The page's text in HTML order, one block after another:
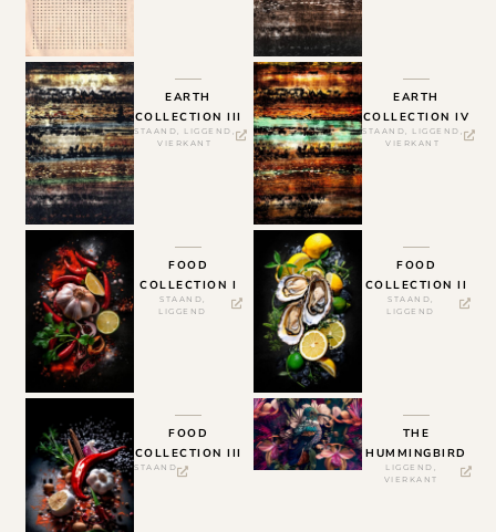
EARTH
COLLECTION III
STAAND, LIGGEND ,
VIERKANT
EARTH
COLLECTION IV
STAAND, LIGGEND ,
VIERKANT
FOOD
COLLECTION I
STAAND,
LIGGEND
FOOD
COLLECTION II
STAAND,
LIGGEND
FOOD
COLLECTION III
STAAND
THE
HUMMINGBIRD
LIGGEND ,
VIERKANT